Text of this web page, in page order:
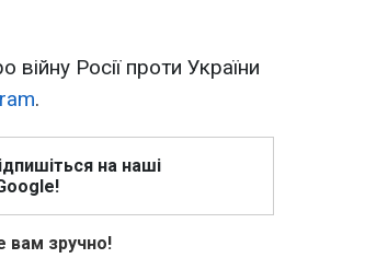
Росії проти України
.
на наші
вам зручно!